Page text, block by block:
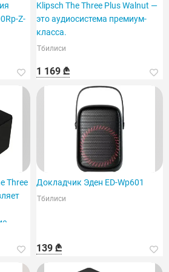
Z-
Klipsch The Three Plus Walnut —
это аудиосистема премиум-
класса.
Тбилиси
1 169 ₾
Three
Докладчик Эден ED-Wp601
Тбилиси
139 ₾